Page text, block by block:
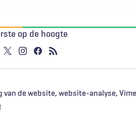
de website, website-analyse,
op de hoogte